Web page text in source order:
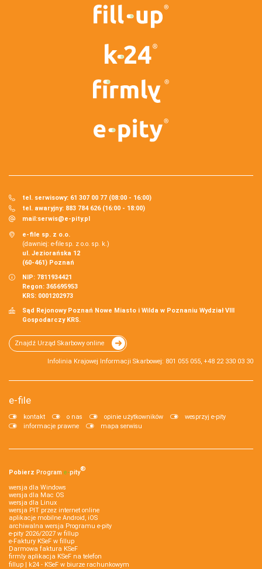
tel. serwisowy: 61 307 00 77 (08:00 - 16:00)
tel. awaryjny: 883 784 626 (16:00 - 18:00)
mail:serwis@e-pity.pl
e-file sp. z o.o.
(dawniej: e-file sp. z o.o. sp. k.)
ul. Jeziorańska 12
(60-461) Poznań
NIP: 7811934421
Regon: 365695953
KRS: 0001202973
Sąd Rejonowy Poznań Nowe Miasto i Wilda w Poznaniu Wydział VIII
Gospodarczy KRS.
Znajdź Urząd Skarbowy online
Infolinia Krajowej Informacji Skarbowej: 801 055 055, +48 22 330 03 30
e-file
kontakt o nas opinie użytkowników
wesprzyj e-pity
informacje prawne
mapa serwisu
Pobierz Program e‑pity®
wersja dla Windows
wersja dla Mac OS
wersja dla Linux
wersja PIT przez internet online
aplikacje mobilne Android, iOS
archiwalna wersja Programu e-pity
e-pity 2026/2027 w fillup
e‑Faktury KSeF w fillup
Darmowa faktura KSeF
firmly aplikacja KSeF na telefon
fillup | k24 - KSeF w biurze rachunkowym